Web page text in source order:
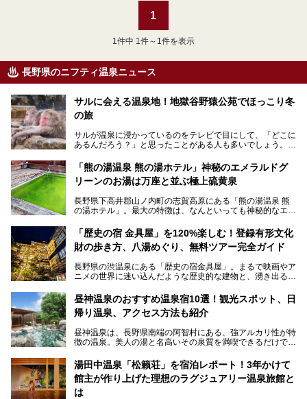
1
1 件中 1件～1件を表示
長野県のニフティ温泉ニュース
サルに会える温泉地！地獄谷野猿公苑でほっこり冬
の旅
サルが温泉に浸かっているのをテレビで目にして、「どこに
あるんだろう？」と思ったことがある人も多いでしょう。
この微笑ましい光景は、長野県にある「地獄谷野猿公苑」で
見られるもので、野生のサルが雪景色の中で温泉に浸かる姿
を間近で観察できます。
本記事では、地獄谷野猿公苑の魅力や見どころ、サルと温泉
との関係性、地獄谷周辺の観光スポットについて紹介しま
ので、野生のサルを観察する貴重な自然体験と温泉をあわせ
て楽しみたい人は、ぜひ参考にしてください。
「熊の湯温泉 熊の湯ホテル」神秘のエメラルドグ
リーンのお湯は万座と並ぶ極上硫黄泉
長野県下高井郡山ノ内町の志賀高原にある「熊の湯温泉 熊
の湯ホテル」。最大の特徴は、なんといっても神秘的なエメ
リピートするファンも多い温泉です。冬はスキーと一緒に楽
しみたい極上の温泉を紹介します。
「歴史の宿 金具屋」を120%楽しむ！登録有形文化
財の歩き方、八湯めぐり、無料ツアー完全ガイド
長野県の渋温泉にある「歴史の宿金具屋」。まるで映画やア
ニメの世界に迷い込んだような歴史的な建物と、湧き出る温
を隅々まで楽しみたいですよね。この記事では、金具屋での
滞在を最高の思い出にするための「楽しみ方」を徹底的にご
紹介します！
昼神温泉のおすすめ温泉宿10選！観光スポット、日
帰り温泉、アクセス方法も紹介
昼神温泉は、長野県南端の阿智村にある、強アルカリ性が特
徴の温泉。美人の湯と名高いその泉質を満喫できるだけでな
昼神温泉では、朝市などの観光スポットや、信州名物のおや
きを楽しめるグルメスポットなど、観光を楽しむにはぴった
りの場所が豊富にあります。
この記事では、昼神温泉での滞在を充実させる宿泊施設や日
湯田中温泉「松籟荘」を宿泊レポート！3年かけて
館主が作り上げた理想のラグジュアリー温泉旅館と
は